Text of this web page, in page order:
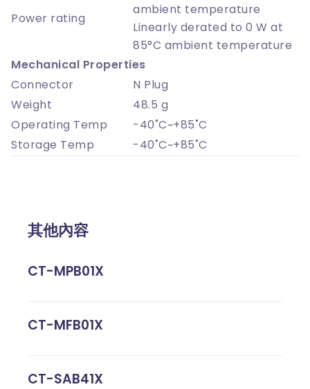
Power rating
ambient temperature
Linearly derated to 0 W at
85°C ambient temperature
Mechanical Properties
Connector
N Plug
Weight
48.5 g
Operating Temp
-40˚C~+85˚C
Storage Temp
-40˚C~+85˚C
其他內容
CT-MPB01X
CT-MFB01X
CT-SAB41X